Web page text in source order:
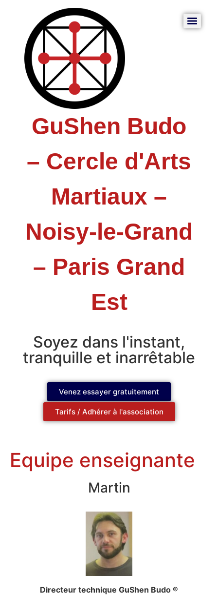
GuShen Budo
– Cercle d'Arts
Martiaux –
Noisy-le-Grand
– Paris Grand
Est
Soyez dans l'instant,
tranquille et inarrêtable
Venez essayer gratuitement
Tarifs / Adhérer à l'association
Equipe enseignante
Martin
Directeur technique GuShen Budo ®